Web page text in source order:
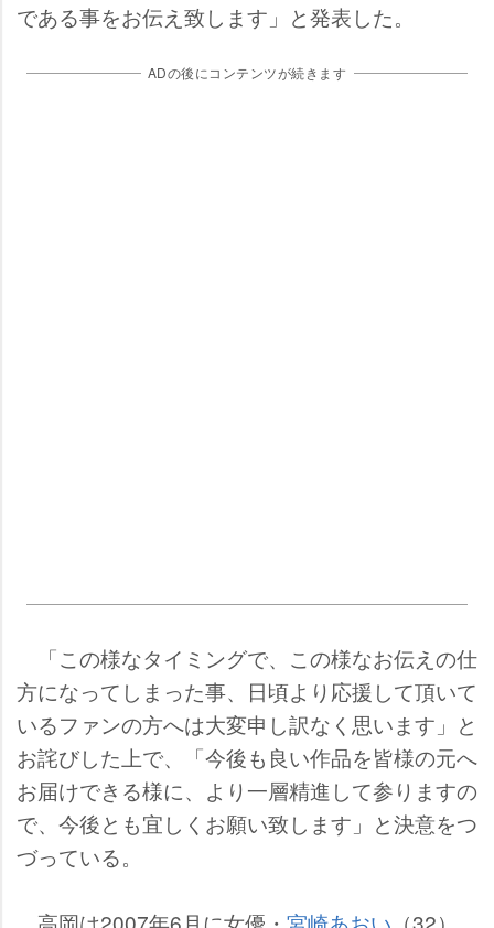
である事をお伝え致します」と発表した。
ADの後にコンテンツが続きます
「この様なタイミングで、この様なお伝えの仕
方になってしまった事、日頃より応援して頂いて
いるファンの方へは大変申し訳なく思います」と
お詫びした上で、「今後も良い作品を皆様の元へ
お届けできる様に、より一層精進して参りますの
で、今後とも宜しくお願い致します」と決意をつ
づっている。
高岡は2007年6月に女優・ 宮崎あおい （32）